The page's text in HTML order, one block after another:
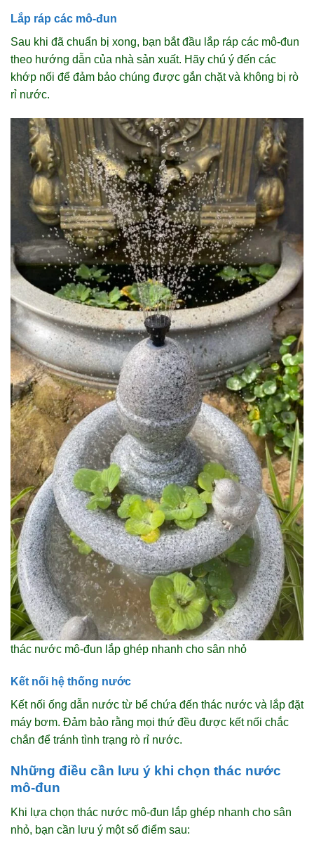
Lắp ráp các mô-đun
Sau khi đã chuẩn bị xong, bạn bắt đầu lắp ráp các mô-đun
theo hướng dẫn của nhà sản xuất. Hãy chú ý đến các
khớp nối để đảm bảo chúng được gắn chặt và không bị rò
rỉ nước.
thác nước mô-đun lắp ghép nhanh cho sân nhỏ
Kết nối hệ thống nước
Kết nối ống dẫn nước từ bể chứa đến thác nước và lắp đặt
máy bơm. Đảm bảo rằng mọi thứ đều được kết nối chắc
chắn để tránh tình trạng rò rỉ nước.
Những điều cần lưu ý khi chọn thác nước
mô-đun
Khi lựa chọn thác nước mô-đun lắp ghép nhanh cho sân
nhỏ, bạn cần lưu ý một số điểm sau: